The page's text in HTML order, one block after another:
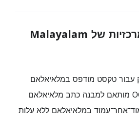
תכונות מרכזיות של Malayalam
עבור טקסט מודפס במלאיאלאם